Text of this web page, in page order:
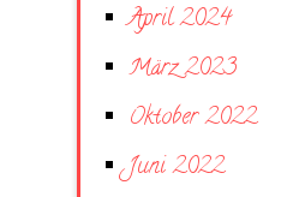
April 2024
März 2023
Oktober 2022
Juni 2022